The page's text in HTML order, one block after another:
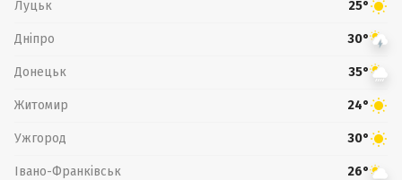
Луцьк 25°
Дніпро 30°
Донецьк 35°
Житомир 24°
Ужгород 30°
Івано-Франківськ 26°